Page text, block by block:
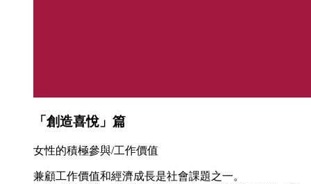
「創造喜悅」篇
女性的積極參與/工作價值
兼顧工作價值和經濟成長是社會課題之一。